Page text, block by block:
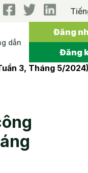
dẫn
Đăng
Đăng
3, Tháng 5/